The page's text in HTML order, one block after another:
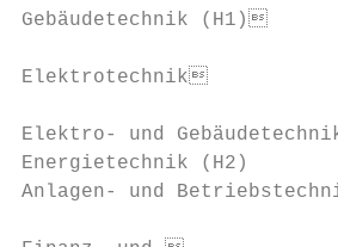
Gebäudetechnik (H1)
Elektrotechnik
Elektro- und
Energietechnik (H2)
Anlagen- und